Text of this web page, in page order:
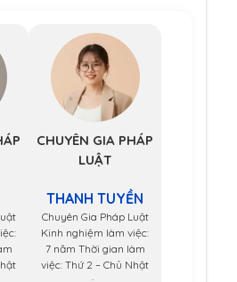
CHUYÊN GIA PHÁP
LUẬT
THANH TUYỀN
Chuyên Gia Pháp Luật
Kinh nghiệm làm việc:
7 năm Thời gian làm
việc: Thứ 2 – Chủ Nhật